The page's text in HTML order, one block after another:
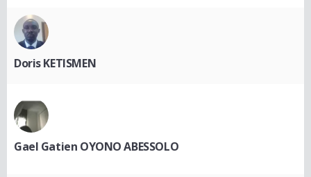
Doris KETISMEN
Gael Gatien OYONO ABESSOLO